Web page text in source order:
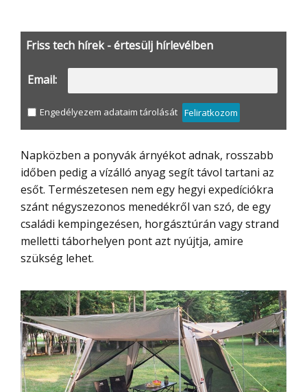
Friss tech hírek - értesülj hírlevélben
Email:
Engedélyezem adataim tárolását Feliratkozom
Napközben a ponyvák árnyékot adnak, rosszabb
időben pedig a vízálló anyag segít távol tartani az
esőt. Természetesen nem egy hegyi expedíciókra
szánt négyszezonos menedékről van szó, de egy
családi kempingezésen, horgásztúrán vagy strand
melletti táborhelyen pont azt nyújtja, amire
szükség lehet.